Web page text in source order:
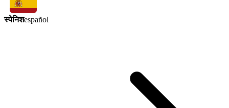
स्पेनिशespañol